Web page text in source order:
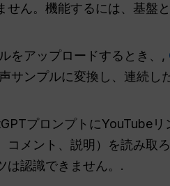
ん。機能するには、基盤
をアップロードするとき、,
サンプルに変換し、連続し
プロンプトにYouTube
メント、説明）を読み取
は認識できません。.